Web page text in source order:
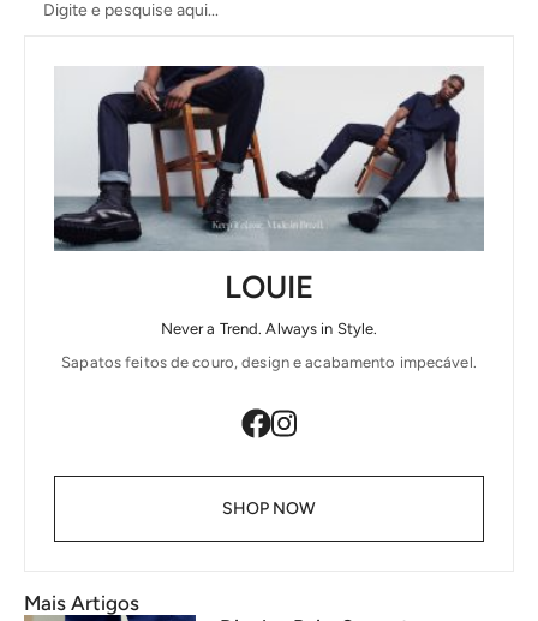
LOUIE
Never a Trend. Always in Style.
Sapatos feitos de couro, design e acabamento impecável.
SHOP NOW
Mais Artigos